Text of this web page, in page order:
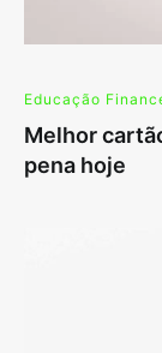
Educação
Melhor
pena hoje